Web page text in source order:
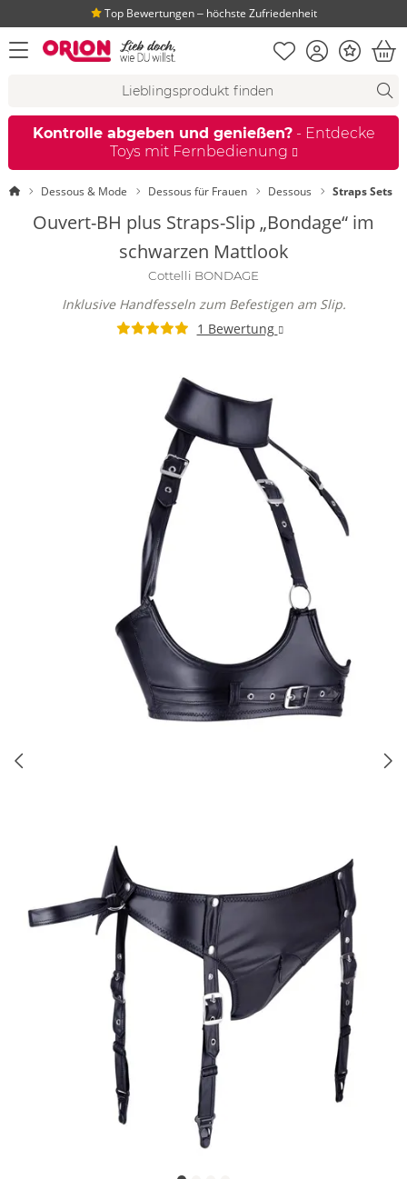
Top Bewertungen ‒ höchste Zufriedenheit
Menü öffnen Merkliste
KontoBonus
Kontrolle abgeben und genießen?- Entdecke
Toys mit Fernbedienung
StartseiteDessous & Mode Dessous für Frauen Dessous Straps Sets
Ouvert-BH plus Straps-Slip „Bondage“ im
schwarzen Mattlook
Cottelli BONDAGE
Inklusive Handfesseln zum Befestigen am Slip.
1 Bewertung